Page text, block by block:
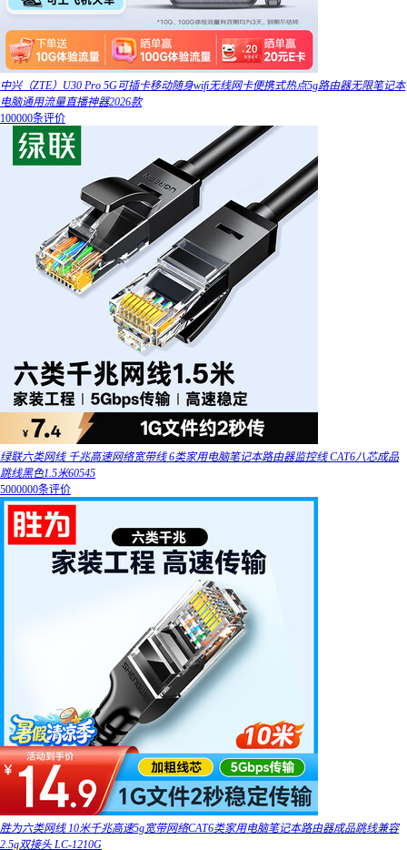
中兴（ZTE）U30 Pro 5G可插卡移动随身wifi无线网卡便携式热点5g路由器无限笔记本
电脑通用流量直播神器2026款
100000条评价
绿联六类网线 千兆高速网络宽带线 6类家用电脑笔记本路由器监控线 CAT6八芯成品
跳线黑色1.5米60545
5000000条评价
胜为六类网线 10米千兆高速5g宽带网络CAT6类家用电脑笔记本路由器成品跳线兼容
2.5g双接头 LC-1210G